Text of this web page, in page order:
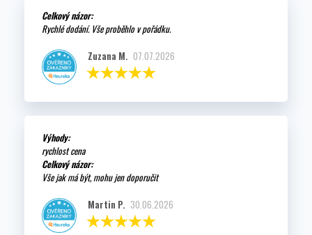
Celkový názor:
Rychlé dodání. Vše proběhlo v pořádku.
Zuzana M. 07.07.2026
Výhody:
rychlost cena
Celkový názor:
Vše jak má být, mohu jen doporučit
Martin P. 30.06.2026